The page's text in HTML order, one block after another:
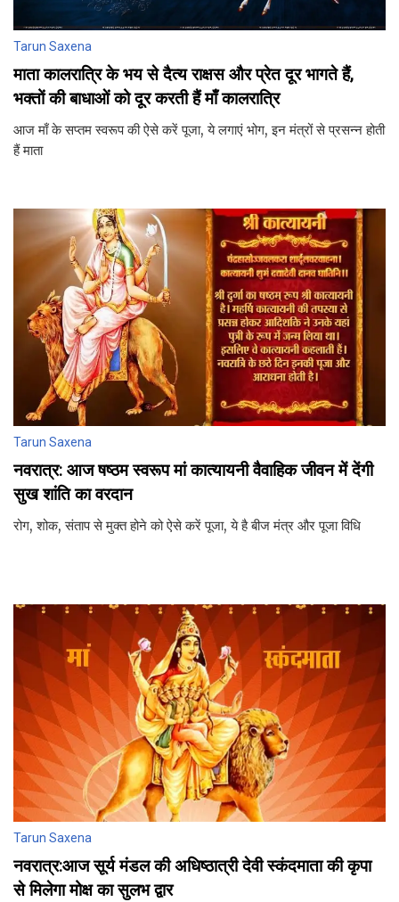
Tarun Saxena
माता कालरात्रि के भय से दैत्य राक्षस और प्रेत दूर भागते हैं,
भक्तों की बाधाओं को दूर करती हैं माँ कालरात्रि
आज माँ के सप्तम स्वरूप की ऐसे करें पूजा, ये लगाएं भोग, इन मंत्रों से प्रसन्न होती
हैं माता
Tarun Saxena
नवरात्र: आज षष्‍ठम स्‍वरूप मां कात्‍यायनी वैवाहिक जीवन में देंगी
सुख शांति का वरदान
रोग, शोक, संताप से मुक्‍त होने को ऐसे करें पूजा, ये है बीज मंत्र और पूजा विधि
Tarun Saxena
नवरात्र:आज सूर्य मंडल की अधिष्‍ठात्री देवी स्‍कंदमाता की कृपा
से मिलेगा मोक्ष का सुलभ द्वार